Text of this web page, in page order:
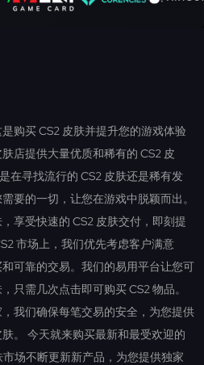
购买 CS2 皮肤并提升您的游戏体验
店提供大量优质和稀有的 CS2 皮
在寻找流行的 CS2 皮肤还是稀有发
要的一切，让您在游戏中脱颖而出。
享受快速的 CS2 皮肤交付，即刻提
市场上，我们优先考虑客户满意
可靠的交易。我们的易用平台让您可
只需几次点击即可购买 CS2 物品。
我们确保每笔交易的安全，为您提供
。 今天就来购买最新和最受欢迎的
场不断更新新产品，为您提供独家